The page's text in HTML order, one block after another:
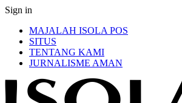
Sign in
MAJALAH ISOLA POS
SITUS
TENTANG KAMI
JURNALISME AMAN